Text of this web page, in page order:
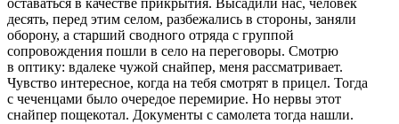
оставаться в качестве прикрытия. Высадили нас, человек
десять, перед этим селом, разбежались в стороны, заняли
оборону, а старший сводного отряда с группой
сопровождения пошли в село на переговоры. Смотрю
в оптику: вдалеке чужой снайпер, меня рассматривает.
Чувство интересное, когда на тебя смотрят в прицел. Тогда
с чеченцами было очередое перемирие. Но нервы этот
снайпер пощекотал. Документы с самолета тогда нашли.